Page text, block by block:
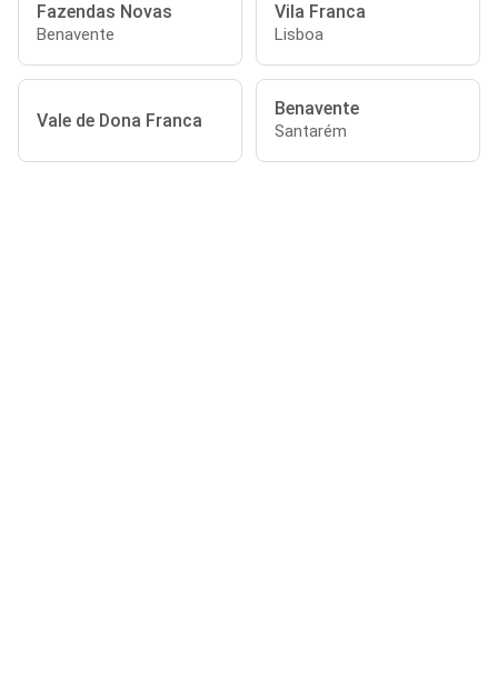
Fazendas Novas
Benavente
Vila Franca
Lisboa
Vale de Dona Franca
Benavente
Santarém